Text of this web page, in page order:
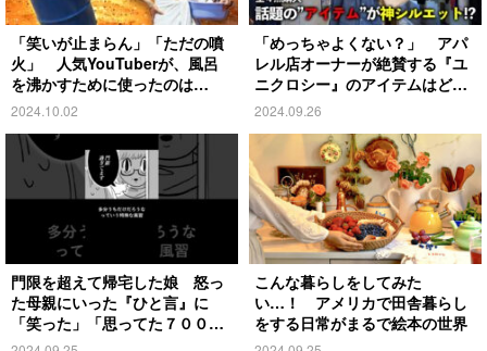
「笑いが止まらん」「ただの噴
火」 人気YouTuberが、風呂
を沸かすために使ったのは…
2024.10.02
「めっちゃよくない？」 アパ
レル店オーナーが絶賛する『ユ
ニクロシー』のアイテムはど
れ？
2024.09.26
門限を超えて帰宅した娘 怒っ
た母親にいった『ひと言』に
「笑った」「思ってた７００倍
特殊」
こんな暮らしをしてみた
い…！ アメリカで田舎暮らし
をする日常がまるで絵本の世界